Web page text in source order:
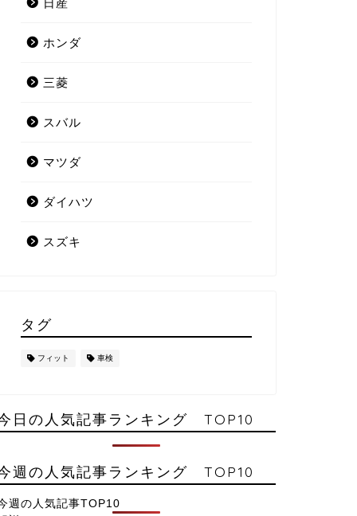
日産
ホンダ
三菱
スバル
マツダ
ダイハツ
スズキ
タグ
フィット 車検
日の人気記事ランキング TOP10
週の人気記事ランキング TOP10
週の人気記事TOP10